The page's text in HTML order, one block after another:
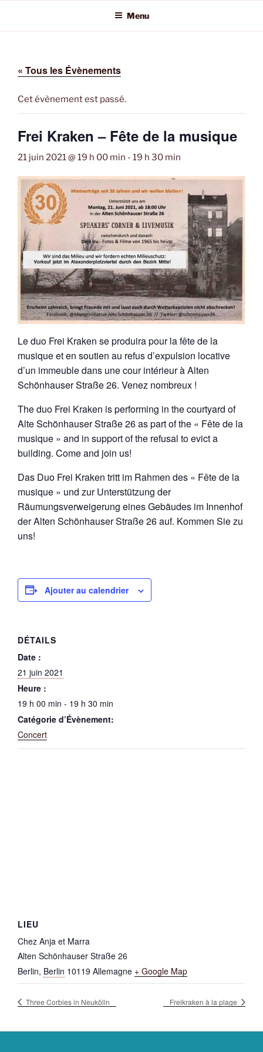
contenu
Menu
« Tous les Évènements
Cet évènement est passé.
Frei Kraken – Fête de la musique
21 juin 2021 @ 19 h 00 min - 19 h 30 min
Le duo Frei Kraken se produira pour la fête de la
musique et en soutien au refus d’expulsion locative
d’un immeuble dans une cour intérieur à Alten
Schönhauser Straße 26. Venez nombreux !
The duo Frei Kraken is performing in the courtyard of
Alte Schönhauser Straße 26 as part of the « Fête de la
musique » and in support of the refusal to evict a
building. Come and join us!
Das Duo Frei Kraken tritt im Rahmen des « Fête de la
musique » und zur Unterstützung der
Räumungsverweigerung eines Gebäudes im Innenhof
der Alten Schönhauser Straße 26 auf. Kommen Sie zu
uns!
Ajouter au calendrier
DÉTAILS
Date :
21 juin 2021
Heure :
19 h 00 min - 19 h 30 min
Catégorie d’Évènement:
Concert
LIEU
Chez Anja et Marra
Alten Schönhauser Straße 26
Berlin, Berlin 10119 Allemagne + Google Map
Three Corbies in Neukölln Freikraken à la plage